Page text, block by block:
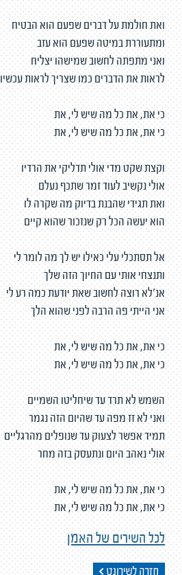
ואת חולמת על דברים שפעם הוא הבטיח
ומתעוררת במיטה שפעם הוא עזב
ואני מתפתה לחשוב שמישהו יצליח
לראות את הדברים כמו שצריך לראות עכשיו
כי את, את כל מה שיש לי, את
כי את, את כל מה שיש לי, את
וקצת שקט מדי אולי תדליקי את הרדיו
אולי נקשיב לעוד זמר שתכף נעלם
ואת תגידי שהבנת בדיוק מה שקרה לו
הוא יעשה הכל רק שנזכור שהוא קיים
אל תסתכלי עלי כאילו יש לך מה לומר לי
ותנצחי אותי עם החיוך הזה שלך
אנ'לא רוצה לחשוב שאת יודעת כמה רע לי
אני הייתי פה הרבה לפני שהוא הלך
כי את, את כל מה שיש לי, את
כי את, את כל מה שיש לי, את
השמש לא תרד עד שיחליטו השמיים
ואני לא זז מפה עד שהיום הזה נגמר
תמיד אפשר לצעוק עד שנופלים מהרגליים
אולי נאהב היום ונתעסק בזה מחר
כי את, את כל מה שיש לי, את
כי את, את כל מה שיש לי, את
לכל השירים של האמן